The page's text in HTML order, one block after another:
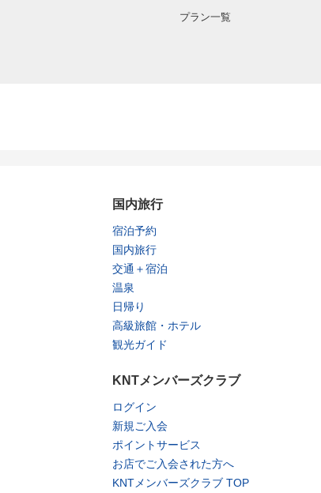
プラン一覧
国内旅行
宿泊予約
国内旅行
交通＋宿泊
温泉
日帰り
高級旅館・ホテル
観光ガイド
KNTメンバーズクラブ
ログイン
新規ご入会
ポイントサービス
お店でご入会された方へ
KNTメンバーズクラブ TOP